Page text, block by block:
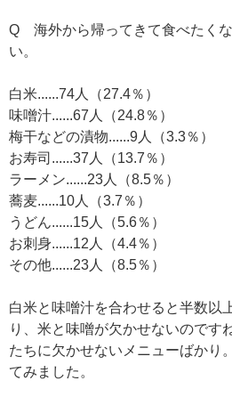
Q 海外から帰ってきて食べたく
い。
白米......74人（27.4％）
味噌汁......67人（24.8％）
梅干などの漬物......9人（3.3％）
お寿司......37人（13.7％）
ラーメン......23人（8.5％）
蕎麦......10人（3.7％）
うどん......15人（5.6％）
お刺身......12人（4.4％）
その他......23人（8.5％）
白米と味噌汁を合わせると半数以
り、米と味噌が欠かせないのです
たちに欠かせないメニューばかり
てみました。